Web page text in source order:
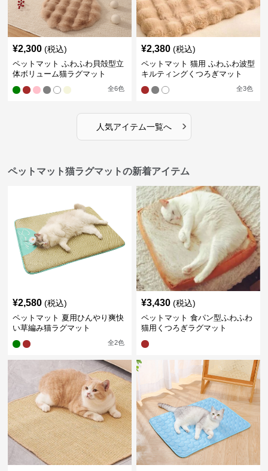
¥2,300 (税込)
ペットマット ふわふわ貝殻型立
体ボリューム猫ラグマット
全6色
¥2,380 (税込)
ペットマット 猫用 ふわふわ波型
キルティングくつろぎマット
全3色
人気アイテム一覧へ ›
ペットマット猫ラグマットの新着アイテム
¥2,580 (税込)
ペットマット 夏用ひんやり爽快
い草編み猫ラグマット
全2色
¥3,430 (税込)
ペットマット 食パン型ふわふわ
猫用くつろぎラグマット